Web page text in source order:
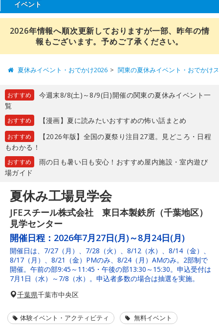
イベント
2026年情報へ順次更新しておりますが一部、昨年の情
報もございます。予めご了承ください。
夏休みイベント・おでかけ2026 関東の夏休みイベント・おでかけ
おすすめ
今週末8/8(土)～8/9(日)開催の関東の夏休みイベント一
覧
おすすめ 【漫画】夏に読みたいおすすめの怖い話まとめ
おすすめ
【2026年版】全国の夏祭り注目27選。見どころ・日程
もわかる！
おすすめ
雨の日も暑い日も安心！おすすめ屋内施設・室内遊び
場ガイド
夏休み工場見学会
JFEスチール株式会社 東日本製鉄所（千葉地区）
見学センター
開催日程： 2026年7月27日(月)～8月24日(月)
開催日は、7/27（月）、7/28（火）、8/12（水）、8/14（金）、
8/17（月）、8/21（金）PMのみ、8/24（月）AMのみ。2部制で
開催。午前の部9:45～11:45・午後の部13:30～15:30。申込受付は
7月1日（水）～7/8（水）。申込者多数の場合は抽選を実施。
千葉県千葉市中央区
体験イベント・アクティビティ 無料イベント